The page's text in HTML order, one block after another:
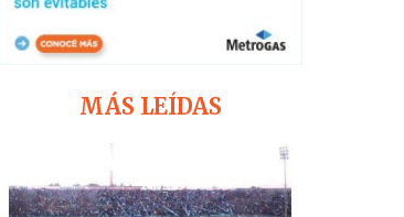
MÁS LEÍDAS